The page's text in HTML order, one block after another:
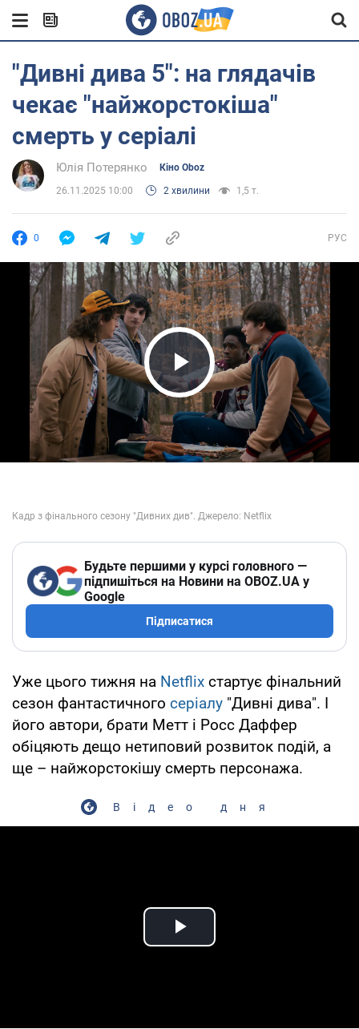
"Дивні дива 5": на глядачів
чекає "найжорстокіша"
смерть у серіалі
Юлія Потерянко Кіно Oboz
26.11.2025 10:00 2 хвилини 1,5 т.
0 РУС
Play Video
Будьте першими у курсі головного —
підпишіться на Новини на OBOZ.UA у
Google
Підписатися
Уже цього тижня на Netflix стартує фінальний
сезон фантастичного серіалу "Дивні дива". І
його автори, брати Метт і Росс Даффер
обіцяють дещо нетиповий розвиток подій, а
ще – найжорстокішу смерть персонажа.
Відео дня
Play Video